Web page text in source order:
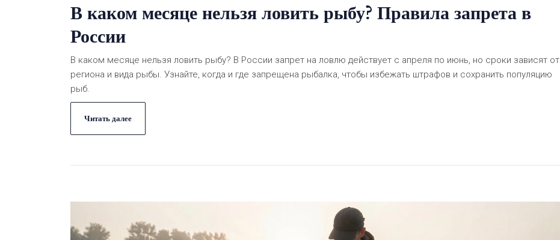
В каком месяце нельзя ловить рыбу? Правила запрета в
России
В каком месяце нельзя ловить рыбу? В России запрет на ловлю действует с апреля по июнь, но сроки зависят от
региона и вида рыбы. Узнайте, когда и где запрещена рыбалка, чтобы избежать штрафов и сохранить популяцию
рыб.
Читать далее